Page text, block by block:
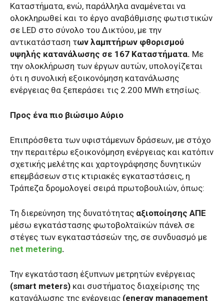
Kαταστήματα, ενώ, παράλληλα αναμένεται να
ολοκληρωθεί και το έργο αναβάθμισης φωτιστικών
σε LED στο σύνολο του Δικτύου, με την
αντικατάσταση των λαμπτήρων φθορισμού
υψηλής κατανάλωσης σε 167 Καταστήματα. Με
την ολοκλήρωση των έργων αυτών, υπολογίζεται
ότι η συνολική εξοικονόμηση κατανάλωσης
ενέργειας θα ξεπεράσει τις 2.200 MWh ετησίως.
Προς ένα πιο βιώσιμο Αύριο
Επιπρόσθετα των υφιστάμενων δράσεων, με στόχο
την περαιτέρω εξοικονόμηση ενέργειας και κατόπιν
σχετικής μελέτης και χαρτογράφησης δυνητικών
επεμβάσεων στις κτιριακές εγκαταστάσεις, η
Τράπεζα δρομολογεί σειρά πρωτοβουλιών, όπως:
Τη διερεύνηση της δυνατότητας αξιοποίησης ΑΠΕ
μέσω εγκατάστασης φωτοβολταϊκών πάνελ σε
στέγες των εγκαταστάσεών της, σε συνδυασμό με
net metering.
Την εγκατάσταση έξυπνων μετρητών ενέργειας
(smart meters) και συστήματος διαχείρισης της
κατανάλωσης της ενέργειας (energy management